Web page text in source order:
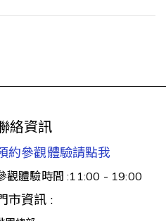
絡資訊
約參觀體驗請點我
觀體驗時間 :11:00 - 19:00
市資訊 :